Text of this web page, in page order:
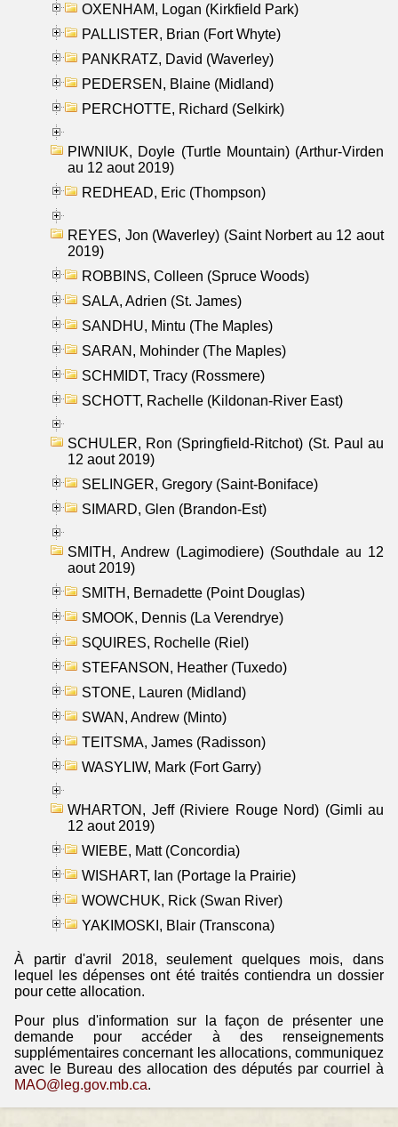
OXENHAM, Logan (Kirkfield Park)
PALLISTER, Brian (Fort Whyte)
PANKRATZ, David (Waverley)
PEDERSEN, Blaine (Midland)
PERCHOTTE, Richard (Selkirk)
PIWNIUK, Doyle (Turtle Mountain) (Arthur-Virden
au 12 aout 2019)
REDHEAD, Eric (Thompson)
REYES, Jon (Waverley) (Saint Norbert au 12 aout
2019)
ROBBINS, Colleen (Spruce Woods)
SALA, Adrien (St. James)
SANDHU, Mintu (The Maples)
SARAN, Mohinder (The Maples)
SCHMIDT, Tracy (Rossmere)
SCHOTT, Rachelle (Kildonan-River East)
SCHULER, Ron (Springfield-Ritchot) (St. Paul au
12 aout 2019)
SELINGER, Gregory (Saint-Boniface)
SIMARD, Glen (Brandon-Est)
SMITH, Andrew (Lagimodiere) (Southdale au 12
aout 2019)
SMITH, Bernadette (Point Douglas)
SMOOK, Dennis (La Verendrye)
SQUIRES, Rochelle (Riel)
STEFANSON, Heather (Tuxedo)
STONE, Lauren (Midland)
SWAN, Andrew (Minto)
TEITSMA, James (Radisson)
WASYLIW, Mark (Fort Garry)
WHARTON, Jeff (Riviere Rouge Nord) (Gimli au
12 aout 2019)
WIEBE, Matt (Concordia)
WISHART, Ian (Portage la Prairie)
WOWCHUK, Rick (Swan River)
YAKIMOSKI, Blair (Transcona)
À partir d'avril 2018, seulement quelques mois, dans
lequel les dépenses ont été traités contiendra un dossier
pour cette allocation.
Pour plus d'information sur la façon de présenter une
demande pour accéder à des renseignements
supplémentaires concernant les allocations, communiquez
avec le Bureau des allocation des députés par courriel à
MAO@leg.gov.mb.ca.